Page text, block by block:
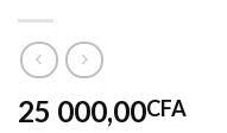
25 000,00CFA